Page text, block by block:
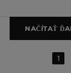
NAČÍTAŤ
1